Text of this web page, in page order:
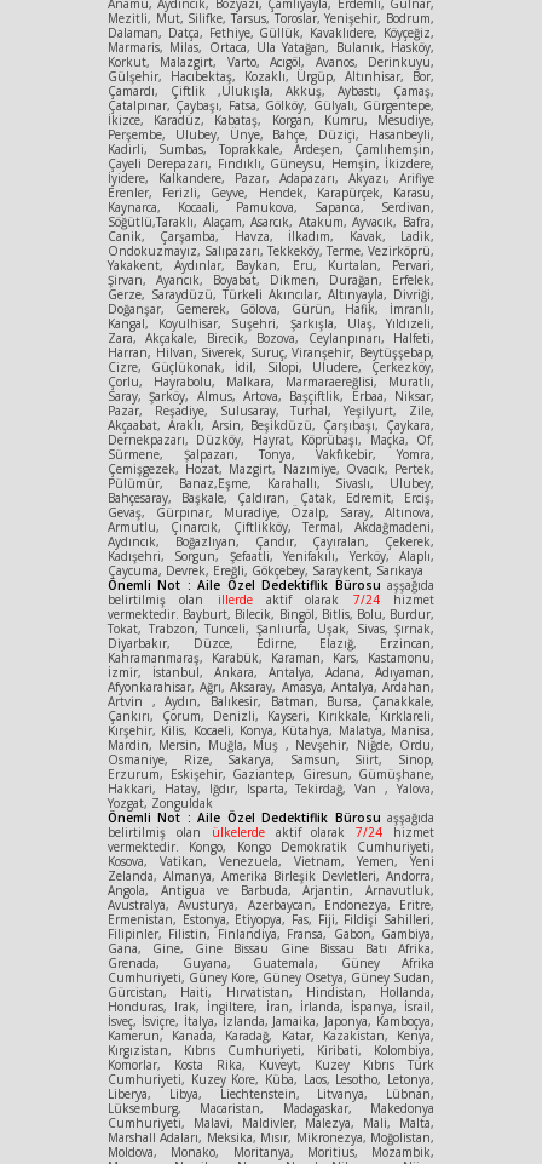
Anamu, Aydıncık, Bozyazı, Çamlıyayla, Erdemli, Gülnar,
Mezitli, Mut, Silifke, Tarsus, Toroslar, Yenişehir, Bodrum,
Dalaman, Datça, Fethiye, Güllük, Kavaklıdere, Köyçeğiz,
Marmaris, Milas, Ortaca, Ula Yatağan, Bulanık, Hasköy,
Korkut, Malazgirt, Varto, Acıgöl, Avanos, Derinkuyu,
Gülşehir, Hacıbektaş, Kozaklı, Ürgüp, Altınhisar, Bor,
Çamardı, Çiftlik ,Ulukışla, Akkuş, Aybastı, Çamaş,
Çatalpınar, Çaybaşı, Fatsa, Gölköy, Gülyalı, Gürgentepe,
İkizce, Karadüz, Kabataş, Korgan, Kumru, Mesudiye,
Perşembe, Ulubey, Ünye, Bahçe, Düziçi, Hasanbeyli,
Kadirli, Sumbas, Toprakkale, Ardeşen, Çamlıhemşin,
Çayeli Derepazarı, Fındıklı, Güneysu, Hemşin, İkizdere,
İyidere, Kalkandere, Pazar, Adapazarı, Akyazı, Arifiye
Erenler, Ferizli, Geyve, Hendek, Karapürçek, Karasu,
Kaynarca, Kocaali, Pamukova, Sapanca, Serdivan,
Söğütlü,Taraklı, Alaçam, Asarcık, Atakum, Ayvacık, Bafra,
Canik, Çarşamba, Havza, İlkadım, Kavak, Ladik,
Ondokuzmayız, Salıpazarı, Tekkeköy, Terme, Vezirköprü,
Yakakent, Aydınlar, Baykan, Eru, Kurtalan, Pervari,
Şirvan, Ayancık, Boyabat, Dikmen, Durağan, Erfelek,
Gerze, Saraydüzü, Türkeli Akıncılar, Altınyayla, Divriği,
Doğanşar, Gemerek, Gölova, Gürün, Hafik, İmranlı,
Kangal, Koyulhisar, Suşehri, Şarkışla, Ulaş, Yıldızeli,
Zara, Akçakale, Birecik, Bozova, Ceylanpınarı, Halfeti,
Harran, Hilvan, Siverek, Suruç, Viranşehir, Beytüşşebap,
Cizre, Güçlükonak, İdil, Silopi, Uludere, Çerkezköy,
Çorlu, Hayrabolu, Malkara, Marmaraereğlisi, Muratlı,
Saray, Şarköy, Almus, Artova, Başçiftlik, Erbaa, Niksar,
Pazar, Reşadiye, Sulusaray, Turhal, Yeşilyurt, Zile,
Akçaabat, Araklı, Arsin, Beşikdüzü, Çarşıbaşı, Çaykara,
Dernekpazarı, Düzköy, Hayrat, Köprübaşı, Maçka, Of,
Sürmene, Şalpazarı, Tonya, Vakfıkebir, Yomra,
Çemişgezek, Hozat, Mazgirt, Nazımiye, Ovacık, Pertek,
Pülümür, Banaz,Eşme, Karahallı, Sivaslı, Ulubey,
Bahçesaray, Başkale, Çaldıran, Çatak, Edremit, Erciş,
Gevaş, Gürpınar, Muradiye, Özalp, Saray, Altınova,
Armutlu, Çınarcık, Çiftlikköy, Termal, Akdağmadeni,
Aydıncık, Boğazlıyan, Çandır, Çayıralan, Çekerek,
Kadışehri, Sorgun, Şefaatli, Yenifakılı, Yerköy, Alaplı,
Çaycuma, Devrek, Ereğli, Gökçebey, Saraykent, Sarıkaya
Önemli Not : Aile Özel Dedektiflik Bürosu aşşağıda
belirtilmiş olan illerdeaktif olarak 7/24hizmet
vermektedir. Bayburt, Bilecik, Bingöl, Bitlis, Bolu, Burdur,
Tokat, Trabzon, Tunceli, Şanlıurfa, Uşak, Sivas, Şırnak,
Diyarbakır, Düzce, Edirne, Elazığ, Erzincan,
Kahramanmaraş, Karabük, Karaman, Kars, Kastamonu,
İzmir, İstanbul, Ankara, Antalya, Adana, Adıyaman,
Afyonkarahisar, Ağrı, Aksaray, Amasya, Antalya, Ardahan,
Artvin , Aydın, Balıkesir, Batman, Bursa, Çanakkale,
Çankırı, Çorum, Denizli, Kayseri, Kırıkkale, Kırklareli,
Kırşehir, Kilis, Kocaeli, Konya, Kütahya, Malatya, Manisa,
Mardin, Mersin, Muğla, Muş , Nevşehir, Niğde, Ordu,
Osmaniye, Rize, Sakarya, Samsun, Siirt, Sinop,
Erzurum, Eskişehir, Gaziantep, Giresun, Gümüşhane,
Hakkari, Hatay, Iğdır, Isparta, Tekirdağ, Van , Yalova,
Yozgat, Zonguldak
Önemli Not : Aile Özel Dedektiflik Bürosu aşşağıda
belirtilmiş olan ülkelerdeaktif olarak7/24 hizmet
vermektedir. Kongo, Kongo Demokratik Cumhuriyeti,
Kosova, Vatikan, Venezuela, Vietnam, Yemen, Yeni
Zelanda, Almanya, Amerika Birleşik Devletleri, Andorra,
Angola, Antigua ve Barbuda, Arjantin, Arnavutluk,
Avustralya, Avusturya, Azerbaycan, Endonezya, Eritre,
Ermenistan, Estonya, Etiyopya, Fas, Fiji, Fildişi Sahilleri,
Filipinler, Filistin, Finlandiya, Fransa, Gabon, Gambiya,
Gana, Gine, Gine Bissau Gine Bissau Batı Afrika,
Grenada, Guyana, Guatemala, Güney Afrika
Cumhuriyeti, Güney Kore, Güney Osetya, Güney Sudan,
Gürcistan, Haiti, Hırvatistan, Hindistan, Hollanda,
Honduras, Irak, İngiltere, İran, İrlanda, İspanya, İsrail,
İsveç, İsviçre, İtalya, İzlanda, Jamaika, Japonya, Kamboçya,
Kamerun, Kanada, Karadağ, Katar, Kazakistan, Kenya,
Kırgızistan, Kıbrıs Cumhuriyeti, Kiribati, Kolombiya,
Komorlar, Kosta Rika, Kuveyt, Kuzey Kıbrıs Türk
Cumhuriyeti, Kuzey Kore, Küba, Laos, Lesotho, Letonya,
Liberya, Libya, Liechtenstein, Litvanya, Lübnan,
Lüksemburg, Macaristan, Madagaskar, Makedonya
Cumhuriyeti, Malavi, Maldivler, Malezya, Mali, Malta,
Marshall Adaları, Meksika, Mısır, Mikronezya, Moğolistan,
Moldova, Monako, Moritanya, Moritius, Mozambik,